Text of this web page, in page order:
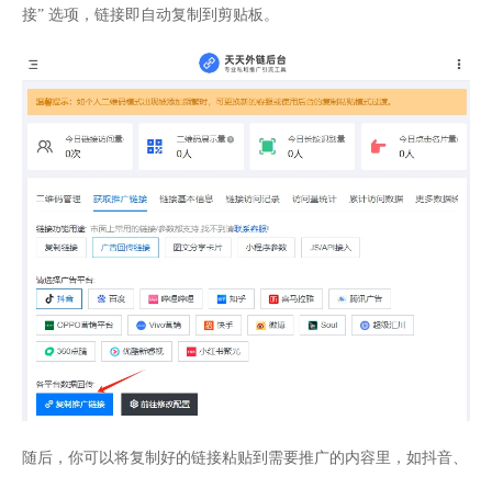
接” 选项，链接即自动复制到剪贴板。
随后，你可以将复制好的链接粘贴到需要推广的内容里，如抖音、